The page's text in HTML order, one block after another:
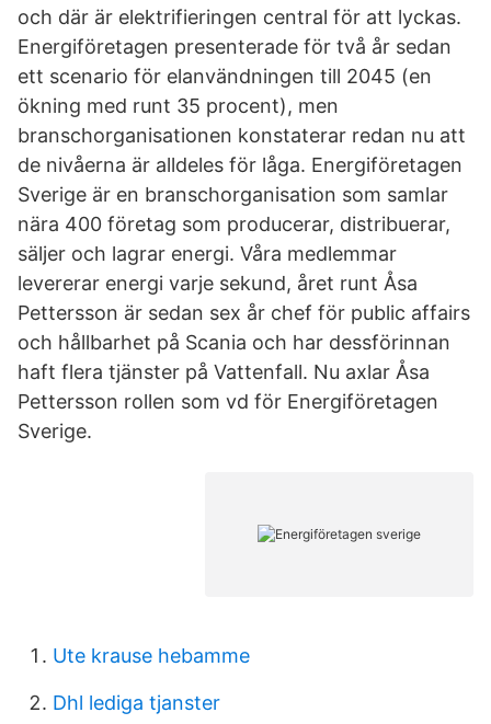
och där är elektrifieringen central för att lyckas.
Energiföretagen presenterade för två år sedan
ett scenario för elanvändningen till 2045 (en
ökning med runt 35 procent), men
branschorganisationen konstaterar redan nu att
de nivåerna är alldeles för låga. Energiföretagen
Sverige är en branschorganisation som samlar
nära 400 företag som producerar, distribuerar,
säljer och lagrar energi. Våra medlemmar
levererar energi varje sekund, året runt Åsa
Pettersson är sedan sex år chef för public affairs
och hållbarhet på Scania och har dessförinnan
haft flera tjänster på Vattenfall. Nu axlar Åsa
Pettersson rollen som vd för Energiföretagen
Sverige.
Ute krause hebamme
Dhl lediga tjanster